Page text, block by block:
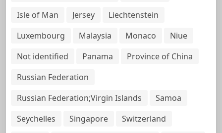
Isle of Man
Jersey
Liechtenstein
Luxembourg
Malaysia Monaco
Niue
Not identified
Panama
Province of China
Russian Federation
Russian Federation;Virgin Islands
Samoa
Seychelles
Singapore
Switzerland